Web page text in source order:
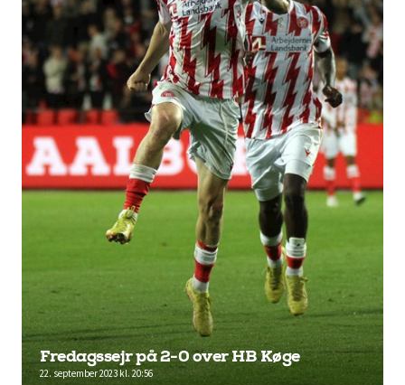
Fredagssejr på 2-0 over HB Køge
22. september 2023 kl. 20:56